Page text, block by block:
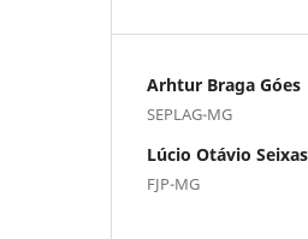
Arhtur Braga Góes
SEPLAG-MG
Lúcio Otávio
FJP-MG